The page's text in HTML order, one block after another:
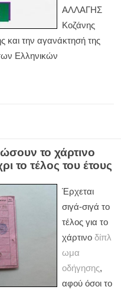
ΑΛΛΑΓΗΣ
Κοζάνης
και την αγανάκτησή της
Ελληνικών
το χάρτινο
το τέλος του έτους
Έρχεται
σιγά-σιγά το
τέλος για το
χάρτινο δίπλ
ωμα
οδήγησης,
αφού όσοι το